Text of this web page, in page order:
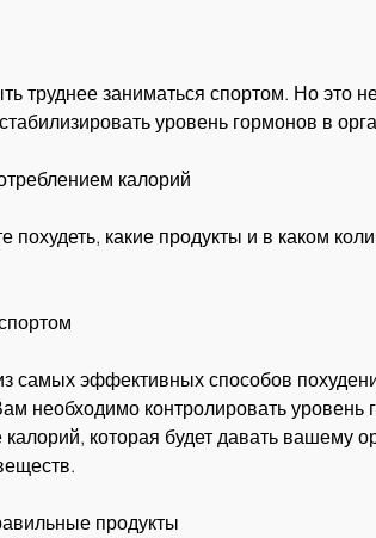
уровень гормонов в
калорий
похудеть, какие продукты и в каком
самых эффективных способов
необходимо контролировать уровень
которая будет давать вашему
продукты